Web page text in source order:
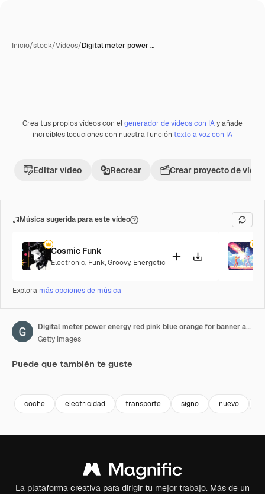
Inicio/stock/Vídeos/Digital meter power …
Premium
Crea tus propios vídeos con elgenerador de vídeos con IAy añade
increíbles locuciones con nuestra función texto a voz con IA
Editar vídeo Recrear Crear proyecto de vídeo
Música sugerida para este vídeo
Cosmic Funk
Electronic, Funk,Groovy, Energetic
Explora más opciones de música
Digital meter power energy red pink blue orange for banner and analysis advertise
Getty Images
Puede que también te guste
coche electricidad transporte signo nuevo
La plataforma creativa para dirigir tu mejor trabajo. Más de un